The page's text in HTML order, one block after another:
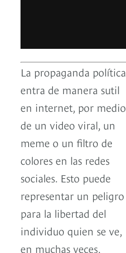
La propaganda política
entra de manera sutil
en internet, por medio
de un video viral, un
meme o un filtro de
colores en las redes
sociales. Esto puede
representar un peligro
para la libertad del
individuo quien se ve,
en muchas veces,